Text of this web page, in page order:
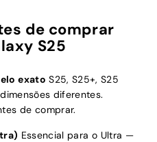
de comprar
S25
exato S25, S25+, S25
diferentes.
de comprar.
Essencial para o Ultra —